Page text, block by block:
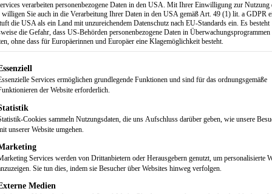
verarbeiten personenbezogene Daten in den USA. Mit Ihrer Einwilligung zur Nutzung
willigen Sie auch in die Verarbeitung Ihrer Daten in den USA gemäß Art. 49 (1) lit. a GDPR
die USA als ein Land mit unzureichendem Datenschutz nach EU-Standards ein. Es besteht
die Gefahr, dass US-Behörden personenbezogene Daten in Überwachungsprogrammen
ohne dass für Europäerinnen und Europäer eine Klagemöglichkeit besteht.
eine Liste der Service-Gruppen, für die eine Einwilligung erteilt
Services ermöglichen grundlegende Funktionen und sind für das ordnungsgemäße
der Website erforderlich.
Cookies sammeln Nutzungsdaten, die uns Aufschluss darüber geben, wie unsere
unserer Website umgehen.
Services werden von Drittanbietern oder Herausgebern genutzt, um personalisierte
Sie tun dies, indem sie Besucher über Websites hinweg verfolgen.
Medien